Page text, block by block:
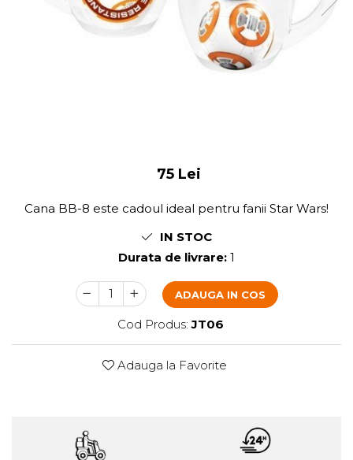
75 Lei
Cana BB-8 este cadoul ideal pentru fanii Star Wars!
IN STOC
Durata de livrare: 1
ADAUGA IN COS
Cod Produs: JT06
Adauga la Favorite